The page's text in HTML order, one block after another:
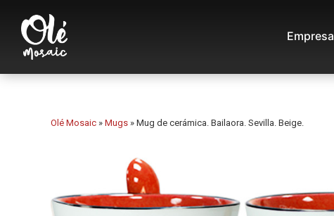
Empresa
Olé Mosaic » Mugs » Mug de cerámica. Bailaora. Sevilla. Beige.